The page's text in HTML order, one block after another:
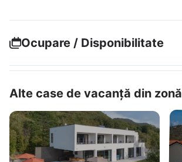
Ocupare / Disponibilitate
Alte case de vacanță din zonă